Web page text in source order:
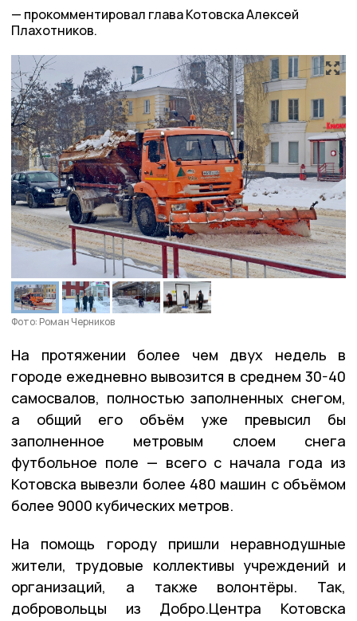
прокомментировал глава Котовска Алексей
Плахотников.
Фото: Роман Черников
На протяжении более чем двух недель в
городе ежедневно вывозится в среднем 30-40
самосвалов, полностью заполненных снегом,
а общий его объём уже превысил бы
заполненное метровым слоем снега
футбольное поле — всего с начала года из
Котовска вывезли более 480 машин с объёмом
более 9000 кубических метров.
На помощь городу пришли неравнодушные
жители, трудовые коллективы учреждений и
организаций, а также волонтёры. Так,
добровольцы из Добро.Центра Котовска